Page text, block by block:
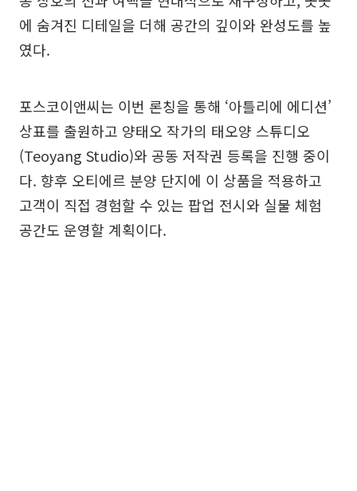
에 숨겨진 디테일을 더해 공간의 깊이와 완성도를 높
였다.
포스코이앤씨는 이번 론칭을 통해 ‘아틀리에 에디션’
상표를 출원하고 양태오 작가의 태오양 스튜디오
(Teoyang Studio)와 공동 저작권 등록을 진행 중이
다. 향후 오티에르 분양 단지에 이 상품을 적용하고
고객이 직접 경험할 수 있는 팝업 전시와 실물 체험
공간도 운영할 계획이다.